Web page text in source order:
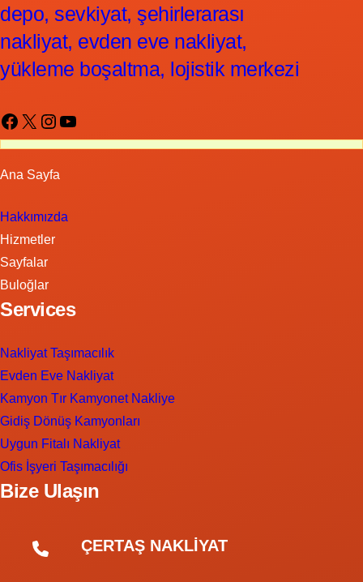
depo, sevkiyat, şehirlerarası
nakliyat, evden eve nakliyat,
yükleme boşaltma, lojistik merkezi
Facebook X Instagram YouTube
Ana Sayfa
Hakkımızda
Hizmetler
Sayfalar
Buloğlar
Services
Nakliyat Taşımacılık
Evden Eve Nakliyat
Kamyon Tır Kamyonet Nakliye
Gidiş Dönüş Kamyonları
Uygun Fitalı Nakliyat
Ofis İşyeri Taşımacılığı
Bize Ulaşın
ÇERTAŞ NAKLİYAT